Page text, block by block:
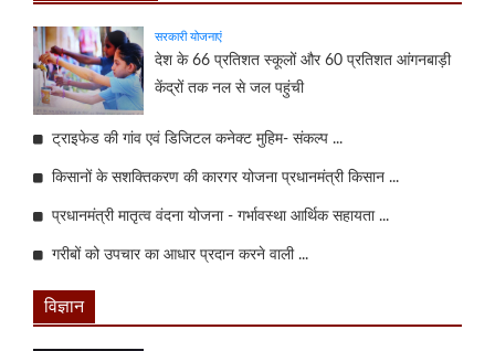
सरकारी योजनाएं
देश के 66 प्रतिशत स्कूलों और 60 प्रतिशत आंगनबाड़ी
केंद्रों तक नल से जल पहुंची
ट्राइफेड की गांव एवं डिजिटल कनेक्ट मुहिम- संकल्प ...
किसानों के सशक्तिकरण की कारगर योजना प्रधानमंत्री किसान ...
प्रधानमंत्री मातृत्व वंदना योजना - गर्भावस्था आर्थिक सहायता ...
गरीबों को उपचार का आधार प्रदान करने वाली ...
विज्ञान